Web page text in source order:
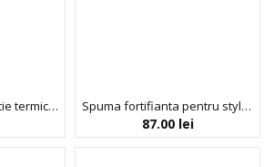
Spray pentru protectie termica si efect anti-static, Heat Shield, Umberto Giannini, 200 ml Spuma fortifianta pentru styling cu ulei de rozmarin pentru parul cret, Strong Curls, Umberto Giannini, 290 ml
87.00 lei